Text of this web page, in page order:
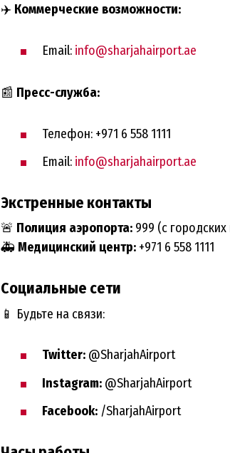
✈️ Коммерческие возможности:
Email: info@sharjahairport.ae
📰 Пресс-служба:
Телефон: +971 6 558 1111
Email: info@sharjahairport.ae
Экстренные контакты
🚨 Полиция аэропорта: 999 (с
🚑 Медицинский центр: +971 6 558 1111
Социальные сети
📱 Будьте на связи:
Twitter: @SharjahAirport
Instagram: @SharjahAirport
Facebook: /SharjahAirport